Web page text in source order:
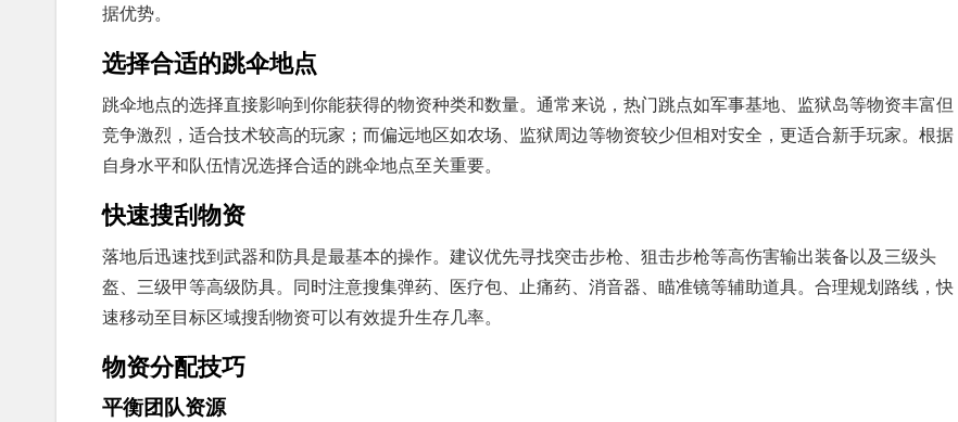
据优势。
选择合适的跳伞地点
跳伞地点的选择直接影响到你能获得的物资种类和数量。通常来说，热门跳点如军事基地、监狱岛等物资丰富但
竞争激烈，适合技术较高的玩家；而偏远地区如农场、监狱周边等物资较少但相对安全，更适合新手玩家。根据
自身水平和队伍情况选择合适的跳伞地点至关重要。
快速搜刮物资
落地后迅速找到武器和防具是最基本的操作。建议优先寻找突击步枪、狙击步枪等高伤害输出装备以及三级头
盔、三级甲等高级防具。同时注意搜集弹药、医疗包、止痛药、消音器、瞄准镜等辅助道具。合理规划路线，快
速移动至目标区域搜刮物资可以有效提升生存几率。
物资分配技巧
平衡团队资源